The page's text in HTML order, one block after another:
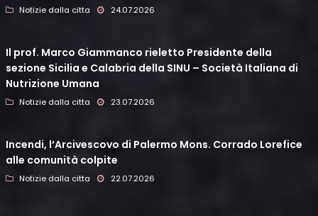
Notizie dalla citta 24.07.2026
Il prof. Marco Giammanco rieletto Presidente della
sezione Sicilia e Calabria della SINU – Società Italiana di
Nutrizione Umana
Notizie dalla citta 23.07.2026
Incendi, l’Arcivescovo di Palermo Mons. Corrado Lorefice
alle comunità colpite
Notizie dalla citta 22.07.2026